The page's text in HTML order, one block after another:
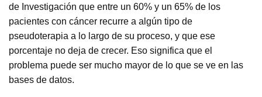
de Investigación que entre un 60% y un 65% de los
pacientes con cáncer recurre a algún tipo de
pseudoterapia a lo largo de su proceso, y que ese
porcentaje no deja de crecer. Eso significa que el
problema puede ser mucho mayor de lo que se ve en las
bases de datos.